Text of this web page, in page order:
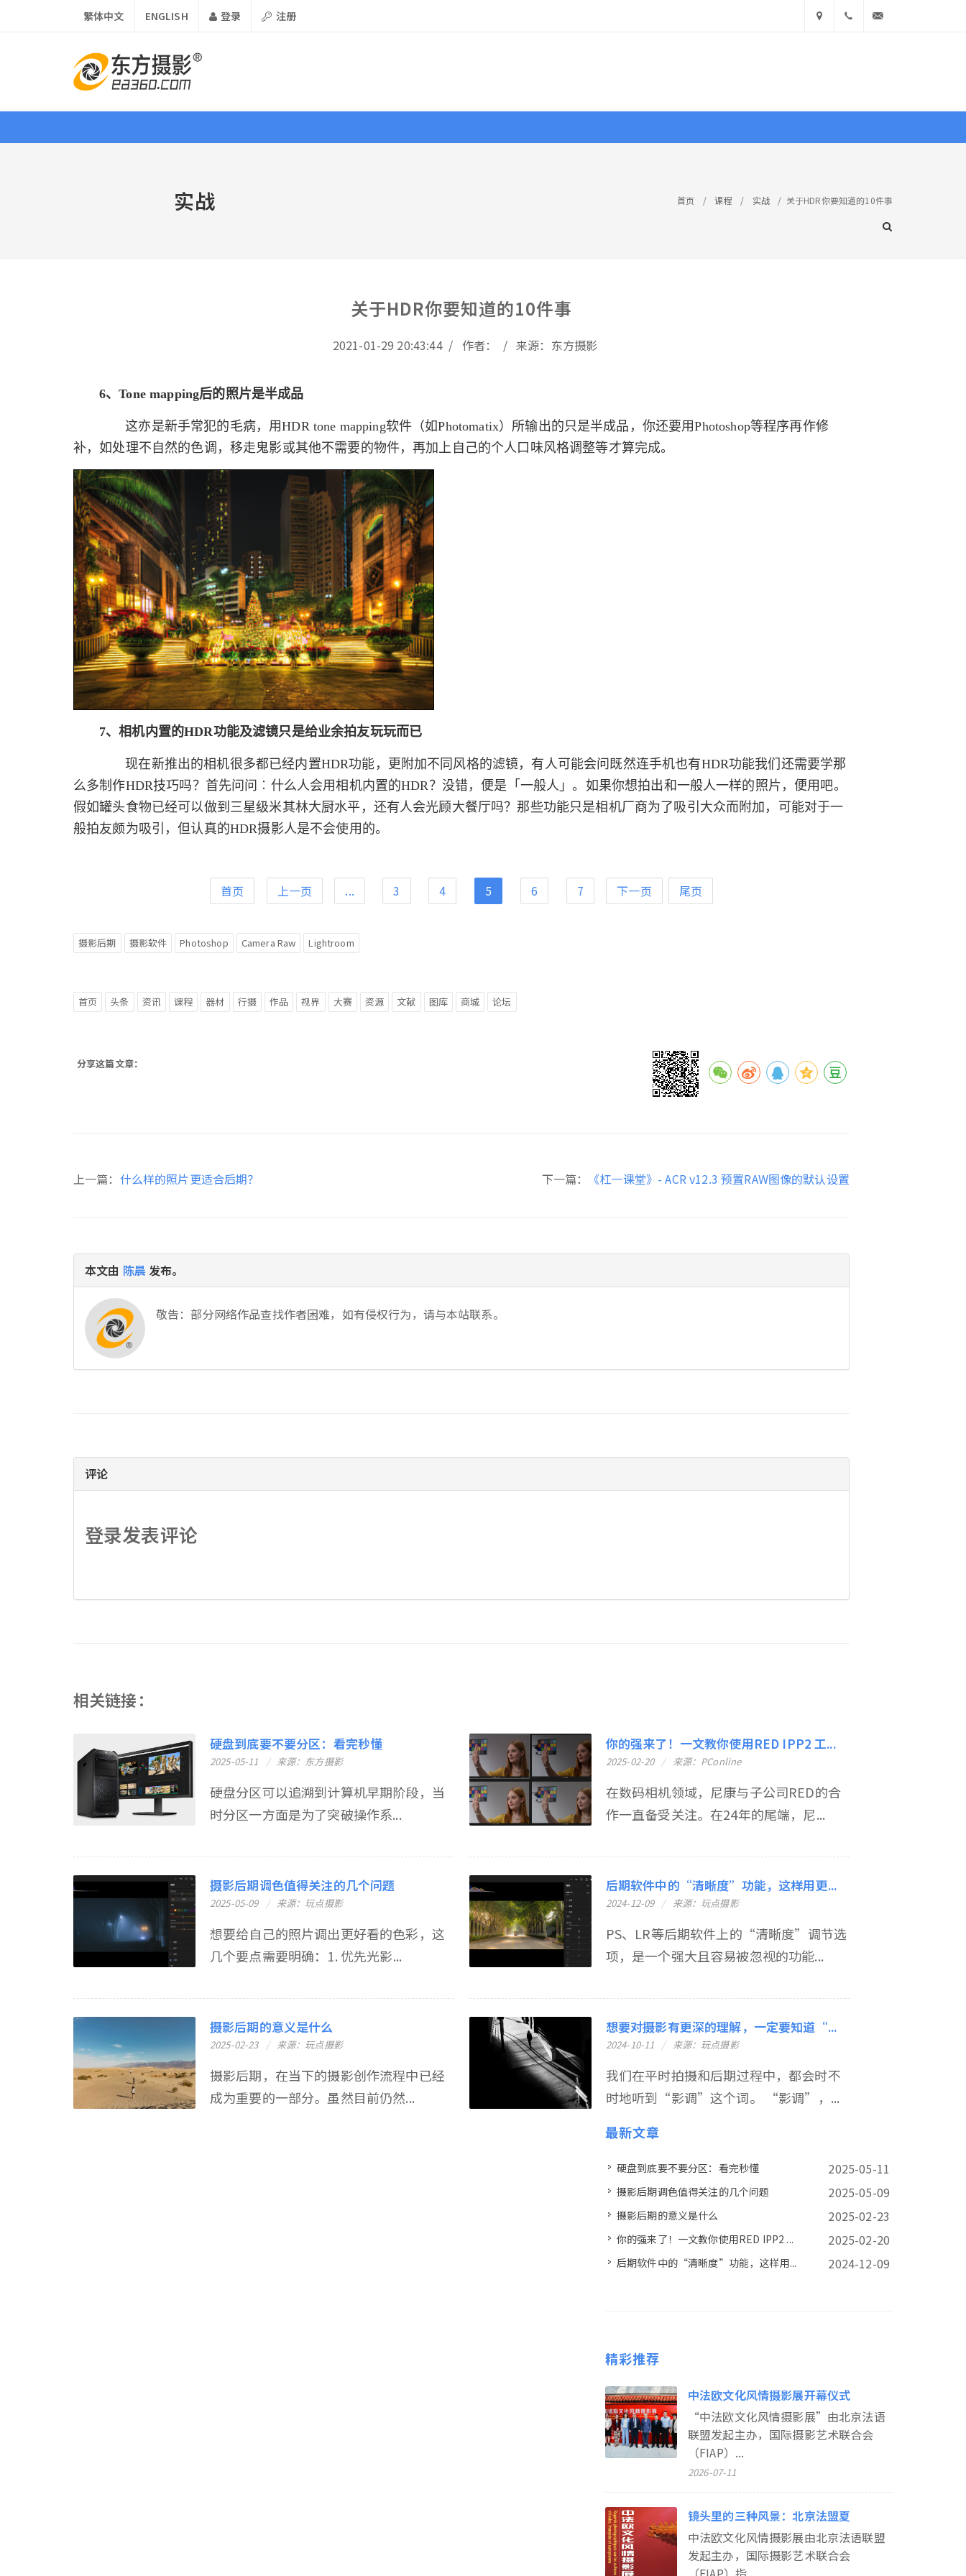
繁体中文 ENGLISH 登录 注册
东省济
南市历
耕路
1551
首页 资讯 课程 器材 行摄 作品 视界 大赛 资源 文献 图库 商城
造型 实战 赏析 学真知
实战 首页 / 课程 / 实战 / 关于HDR你要知道的10件事
关于HDR你要知道的10件事
2021-01-29 20:43:44 / 作者： / 来源：东方摄影
6、Tone mapping后的照片是半成品
这亦是新手常犯的毛病，用HDR tone mapping软件（如Photomatix）所输出的只是半成品，你还要用Photoshop等程序再作修
补，如处理不自然的色调，移走鬼影或其他不需要的物件，再加上自己的个人口味风格调整等才算完成。
7、相机内置的HDR功能及滤镜只是给业余拍友玩玩而已
现在新推出的相机很多都已经内置HDR功能，更附加不同风格的滤镜，有人可能会问既然连手机也有HDR功能我们还需要学那
么多制作HDR技巧吗？首先问问︰什么人会用相机内置的HDR？没错，便是「一般人」。如果你想拍出和一般人一样的照片，便用吧。
假如罐头食物已经可以做到三星级米其林大厨水平，还有人会光顾大餐厅吗？那些功能只是相机厂商为了吸引大众而附加，可能对于一
般拍友颇为吸引，但认真的HDR摄影人是不会使用的。
首页 上一页 ... 3 4 5 6 7 下一页 尾页
摄影后期 摄影软件 Photoshop Camera Raw Lightroom
首页 头条 资讯 课程 器材 行摄 作品 视界 大赛 资源 文献 图库 商城 论坛
分享这篇文章：
上一篇： 什么样的照片更适合后期？ 下一篇： 《杠一课堂》- ACR v12.3 预置RAW图像的默认设置
本文由 陈晨 发布。
敬告：部分网络作品查找作者困难，如有侵权行为，请与本站联系。
评论
登录发表评论
相关链接：
硬盘到底要不要分区：看完秒懂
2025-05-11 来源：东方摄影
硬盘分区可以追溯到计算机早期阶段，当
时分区一方面是为了突破操作系...
摄影后期调色值得关注的几个问题
2025-05-09 来源：玩点摄影
想要给自己的照片调出更好看的色彩，这
几个要点需要明确：1. 优先光影...
摄影后期的意义是什么
2025-02-23 来源：玩点摄影
摄影后期，在当下的摄影创作流程中已经
成为重要的一部分。虽然目前仍然...
你的强来了！一文教你使用RED IPP2 工...
2025-02-20 来源：PConline
在数码相机领域，尼康与子公司RED的合
作一直备受关注。在24年的尾端，尼...
后期软件中的“清晰度”功能，这样用更...
2024-12-09 来源：玩点摄影
PS、LR等后期软件上的“清晰度”调节选
项，是一个强大且容易被忽视的功能...
想要对摄影有更深的理解，一定要知道“...
2024-10-11 来源：玩点摄影
我们在平时拍摄和后期过程中，都会时不
时地听到“影调”这个词。 “影调”，...
最新文章
硬盘到底要不要分区：看完秒懂 2025-05-11
摄影后期调色值得关注的几个问题 2025-05-09
摄影后期的意义是什么 2025-02-23
你的强来了！一文教你使用RED IPP2 ... 2025-02-20
后期软件中的“清晰度”功能，这样用... 2024-12-09
精彩推荐
中法欧文化风情摄影展开幕仪式
“中法欧文化风情摄影展”由北京法语
联盟发起主办，国际摄影艺术联合会
（FIAP）...
2026-07-11
镜头里的三种风景：北京法盟夏
中法欧文化风情摄影展由北京法语联盟
发起主办，国际摄影艺术联合会